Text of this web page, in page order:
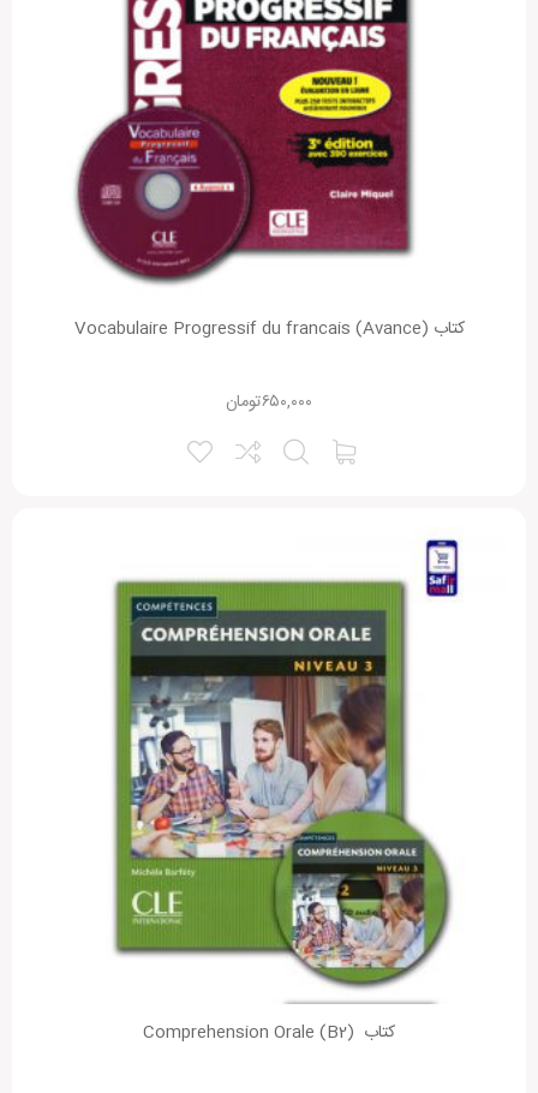
نقاط قوت:
ذخیره نام، ایمیل و وبسایت من در مرورگر برای زمانی که دوباره دیدگاهی
Alternative:
کتاب (Vocabulaire Progressif du francais (Avance
تومان۶۵۰,۰۰۰
کتاب (Comprehension Orale (B2